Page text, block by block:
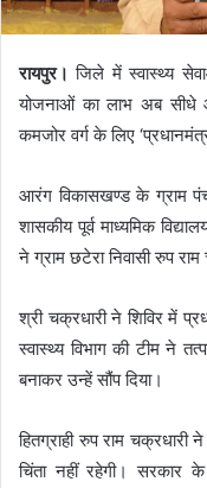
रायपुर। जिले में स्वास्थ्य
योजनाओं का लाभ अब सीधे
कमजोर वर्ग के लिए
आरंग विकासखण्ड के ग्राम
शासकीय पूर्व माध्यमिक
ने ग्राम छटेरा निवासी रुप
श्री चक्रधारी ने शिविर में
स्वास्थ्य विभाग की टीम ने
बनाकर उन्हें सौंप दिया।
हितग्राही रुप राम
चिंता नहीं रहेगी। सरकार